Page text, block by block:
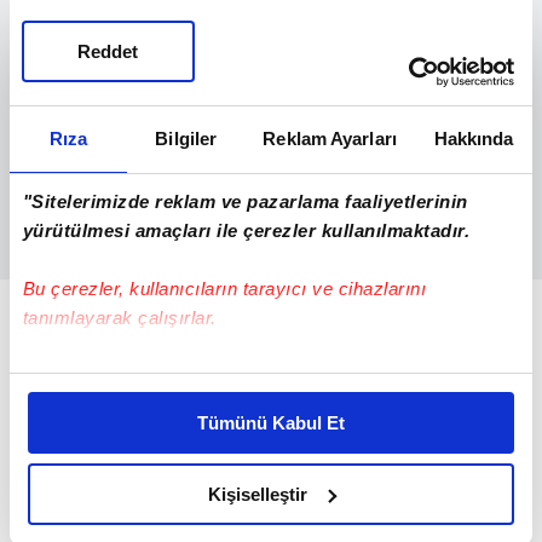
Rıza Bilgiler Reklam Ayarları Hakkında
"Sitelerimizde reklam ve pazarlama faaliyetlerinin
yürütülmesi amaçları ile çerezler kullanılmaktadır.
Bu çerezler, kullanıcıların tarayıcı ve cihazlarını
tanımlayarak çalışırlar.
Bu çerezlere izin vermeniz halinde sizlere özel
daha iyi reklam deneyimi yaşatabiliriz. Bunu yaparken
amacımızın size daha iyi bir reklam deneyimi sunmak
olduğunu ve sizlere en iyi içerikleri sunabilmek adına
elimizden gelen çabayı gösterdiğimizi ve bu noktada,
Tümünü Kabul Et
Kişiselleştir
Reddet